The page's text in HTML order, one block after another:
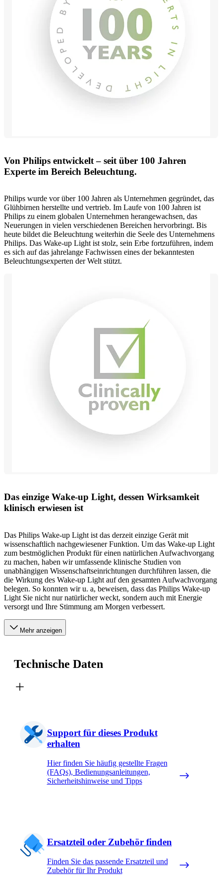
Von Philips entwickelt – seit über 100 Jahren
Experte im Bereich Beleuchtung.
Philips wurde vor über 100 Jahren als Unternehmen gegründet, das
Glühbirnen herstellte und vertrieb. Im Laufe von 100 Jahren ist
Philips zu einem globalen Unternehmen herangewachsen, das
Neuerungen in vielen verschiedenen Bereichen hervorbringt. Bis
heute bildet die Beleuchtung weiterhin die Seele des Unternehmens
Philips. Das Wake-up Light ist stolz, sein Erbe fortzuführen, indem
es sich auf das jahrelange Fachwissen eines der bekanntesten
Beleuchtungsexperten der Welt stützt.
Das einzige Wake-up Light, dessen Wirksamkeit
klinisch erwiesen ist
Das Philips Wake-up Light ist das derzeit einzige Gerät mit
wissenschaftlich nachgewiesener Funktion. Um das Wake-up Light
zum bestmöglichen Produkt für einen natürlichen Aufwachvorgang
zu machen, haben wir umfassende klinische Studien von
unabhängigen Wissenschaftseinrichtungen durchführen lassen, die
die Wirkung des Wake-up Light auf den gesamten Aufwachvorgang
belegen. So konnten wir u. a, beweisen, dass das Philips Wake-up
Light Sie nicht nur natürlicher weckt, sondern auch mit Energie
versorgt und Ihre Stimmung am Morgen verbessert.
Mehr anzeigen
Technische Daten
Support für dieses Produkt
erhalten
Hier finden Sie häufig gestellte Fragen
(FAQs), Bedienungsanleitungen,
Sicherheitshinweise und Tipps
Ersatzteil oder Zubehör finden
Finden Sie das passende Ersatzteil und
Zubehör für Ihr Produkt